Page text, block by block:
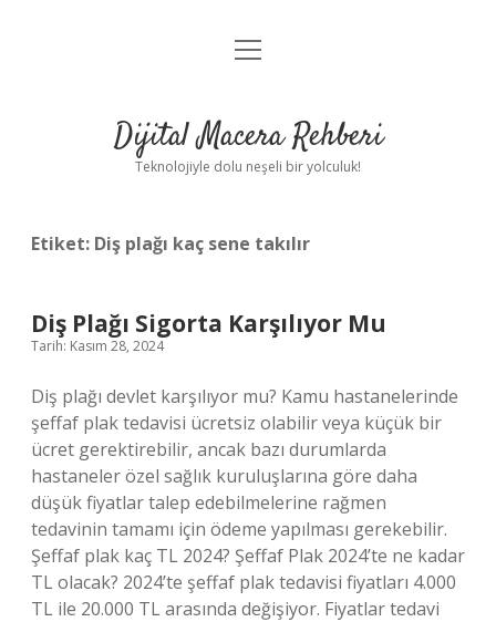
Anasayfa
Yasal Uyarı
menüyü
Dijital Macera Rehberi
Teknolojiyle dolu neşeli bir yolculuk!
Etiket: Diş plağı kaç sene takılır
Diş Plağı Sigorta Karşılıyor Mu
Tarih: Kasım 28, 2024
Diş plağı devlet karşılıyor mu? Kamu hastanelerinde
şeffaf plak tedavisi ücretsiz olabilir veya küçük bir
ücret gerektirebilir, ancak bazı durumlarda
hastaneler özel sağlık kuruluşlarına göre daha
düşük fiyatlar talep edebilmelerine rağmen
tedavinin tamamı için ödeme yapılması gerekebilir.
Şeffaf plak kaç TL 2024? Şeffaf Plak 2024’te ne kadar
TL olacak? 2024’te şeffaf plak tedavisi fiyatları 4.000
TL ile 20.000 TL arasında değişiyor. Fiyatlar tedavi